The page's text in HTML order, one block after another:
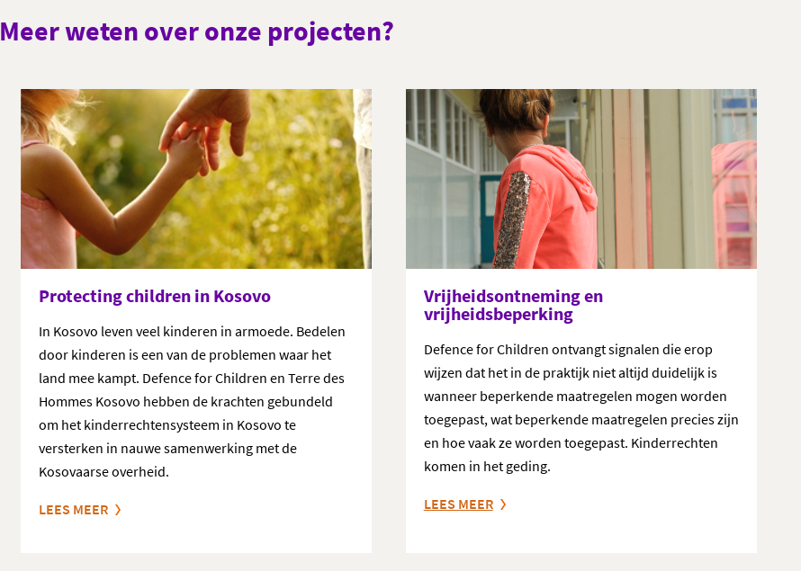
Meer weten over onze projecten?
Protecting children in Kosovo
In Kosovo leven veel kinderen in armoede. Bedelen
door kinderen is een van de problemen waar het
land mee kampt. Defence for Children en Terre des
Hommes Kosovo hebben de krachten gebundeld
om het kinderrechtensysteem in Kosovo te
versterken in nauwe samenwerking met de
Kosovaarse overheid.
LEES MEER
Vrijheidsontneming en
vrijheidsbeperking
Defence for Children ontvangt signalen die erop
wijzen dat het in de praktijk niet altijd duidelijk is
wanneer beperkende maatregelen mogen worden
toegepast, wat beperkende maatregelen precies zijn
en hoe vaak ze worden toegepast. Kinderrechten
komen in het geding.
LEES MEER